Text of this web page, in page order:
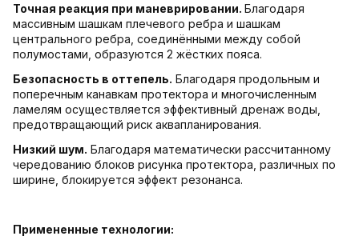
Точная реакция при маневрировании. Благодаря
массивным шашкам плечевого ребра и шашкам
центрального ребра, соединёнными между собой
полумостами, образуются 2 жёстких пояса.
Безопасность в оттепель. Благодаря продольным и
поперечным канавкам протектора и многочисленным
ламелям осуществляется эффективный дренаж воды,
предотвращающий риск аквапланирования.
Низкий шум. Благодаря математически рассчитанному
чередованию блоков рисунка протектора, различных по
ширине, блокируется эффект резонанса.
Примененные технологии: